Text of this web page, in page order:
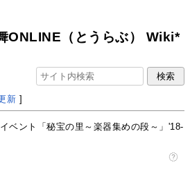
ONLINE（とうらぶ） Wiki*
新 ]
ベント「秘宝の里～楽器集めの段～」'18-